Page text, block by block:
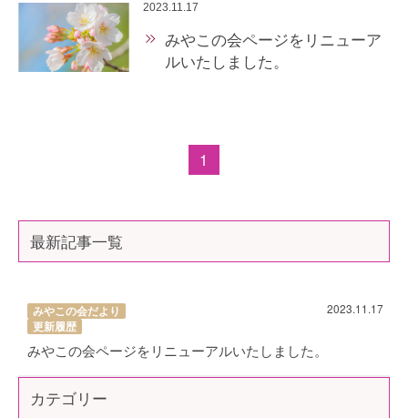
2023.11.17
みやこの会ページをリニューア
ルいたしました。
1
最新記事一覧
みやこの会だより
更新履歴
2023.11.17
みやこの会ページをリニューアルいたしました。
カテゴリー